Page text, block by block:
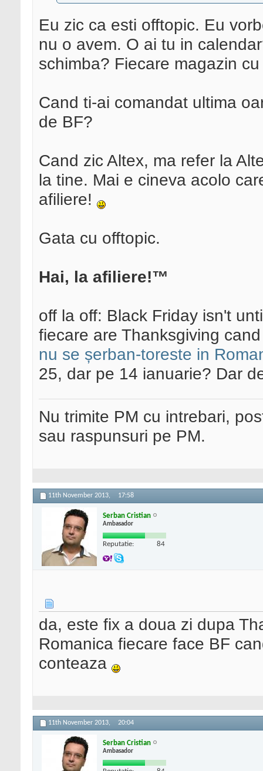
Eu zic ca esti offtopic. Eu
nu o avem. O ai tu in
schimba? Fiecare magazin
Cand ti-ai comandat ultima
de BF?
Cand zic Altex, ma refer la
la tine. Mai e cineva acolo
afiliere!
Gata cu offtopic.
Hai, la afiliere!™
off la off: Black Friday isn't
fiecare are Thanksgiving
nu se șerban-toreste in
25, dar pe 14 ianuarie? Dar
Nu trimite PM cu intrebari,
sau raspunsuri pe PM.
11th November 2013, 17:58
Serban Cristian
Ambasador
Reputatie: 84
da, este fix a doua zi dupa
Romanica fiecare face BF
conteaza
11th November 2013, 20:04
Serban Cristian
Ambasador